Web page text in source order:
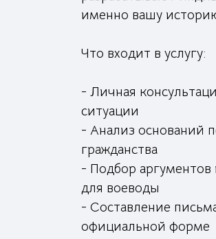
именно вашу
Что входит в услугу:
- Личная
ситуации
- Анализ оснований
гражданства
- Подбор
для воеводы
- Составление
официальной форме